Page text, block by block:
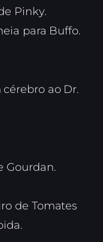
Pinky.
para Buffo.
ao Dr.
Gourdan.
de Tomates